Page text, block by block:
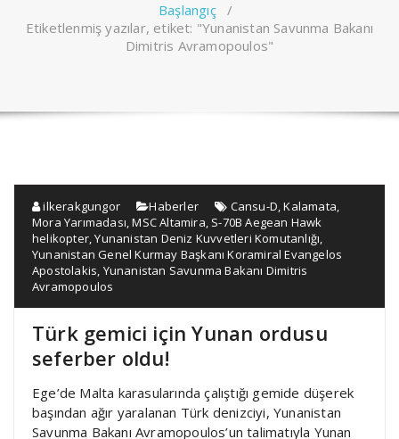
Başlangıç/
Etiketlenmiş yazılar, etiket: "Yunanistan Savunma Bakanı
Dimitris Avramopoulos"
ilkerakgungor Haberler Cansu-D,Kalamata,
Mora Yarımadası,MSC Altamira, S-70B Aegean Hawk
helikopter,Yunanistan Deniz Kuvvetleri Komutanlığı,
Yunanistan Genel Kurmay Başkanı Koramiral Evangelos
Apostolakis, Yunanistan Savunma Bakanı Dimitris
Avramopoulos
Türk gemici için Yunan ordusu
seferber oldu!
Ege’de Malta karasularında çalıştığı gemide düşerek
başından ağır yaralanan Türk denizciyi, Yunanistan
Savunma Bakanı Avramopoulos’un talimatıyla Yunan